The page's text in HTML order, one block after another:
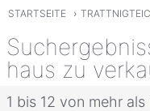
STARTSEITE ›
haus zu
1 bis 12 von mehr als